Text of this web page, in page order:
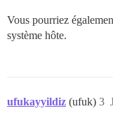
Vous pourriez
système hôte.
ufukayyildiz (ufuk) 3